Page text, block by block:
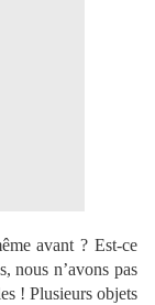
avant ? Est-ce
nous n’avons pas
! Plusieurs objets